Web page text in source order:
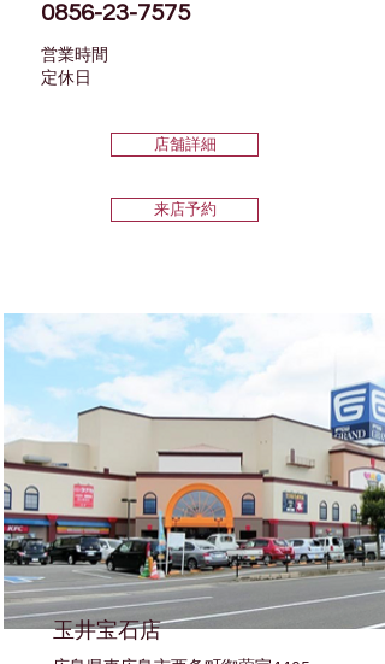
0856-23-7575
営業時間
​定休日
店舗詳細
来店予約
玉井宝石店